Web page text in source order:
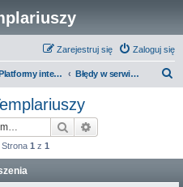
Zaloguj się
Zarejestruj się
Platformy interaktywne - Inne Błędy w serwisie Szlak Templariuszy
Szukaj
Strona 1 z 1